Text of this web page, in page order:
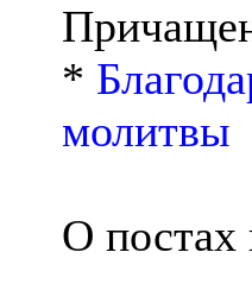
*
молитвы
О постах